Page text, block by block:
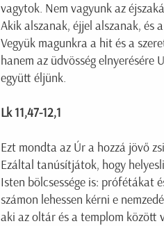
vagytok. Nem vagyunk az
Akik alszanak, éjjel alszanak, és
Vegyük magunkra a hit és a
hanem az üdvösség
együtt éljünk.
Lk 11,47-12,1
Ezt mondta az Úr a hozzá jövő
Ezáltal tanúsítjátok, hogy
Isten bölcsessége is: prófétákat
számon lehessen kérni e
aki az oltár és a templom között